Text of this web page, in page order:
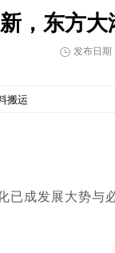
，东方大
 发布日
搬运
成发展大势与